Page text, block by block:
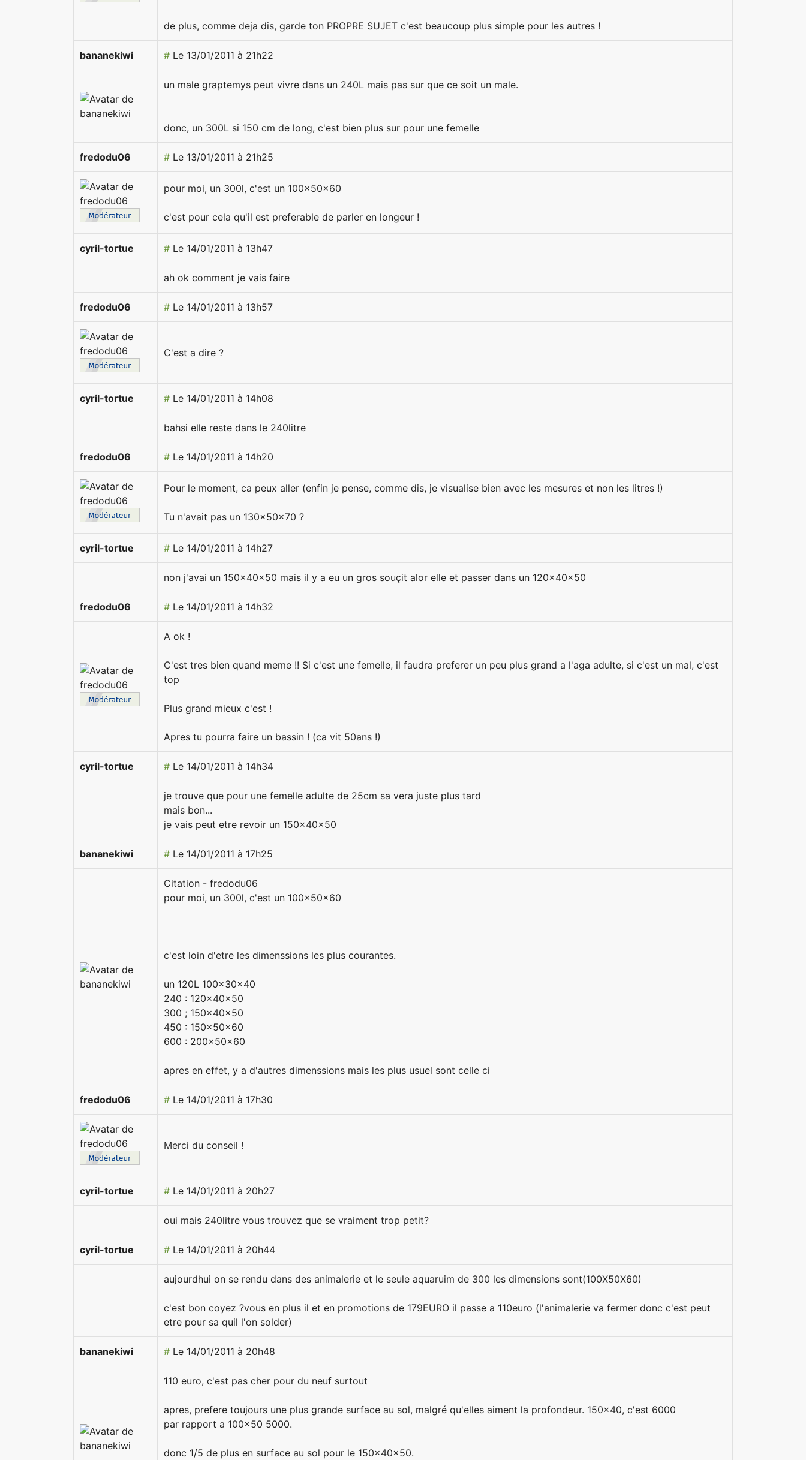
de plus, comme deja dis, garde ton PROPRE SUJET c'est beaucoup plus simple pour les autres !
bananekiwi # Le 13/01/2011 à 21h22
un male graptemys peut vivre dans un 240L mais pas sur que ce soit un male.
donc, un 300L si 150 cm de long, c'est bien plus sur pour une femelle
fredodu06 # Le 13/01/2011 à 21h25
pour moi, un 300l, c'est un 100x50x60
c'est pour cela qu'il est preferable de parler en longeur !
cyril-tortue # Le 14/01/2011 à 13h47
ah ok comment je vais faire
fredodu06 # Le 14/01/2011 à 13h57
C'est a dire ?
cyril-tortue # Le 14/01/2011 à 14h08
bahsi elle reste dans le 240litre
fredodu06 # Le 14/01/2011 à 14h20
Pour le moment, ca peux aller (enfin je pense, comme dis, je visualise bien avec les mesures et non les litres !)
Tu n'avait pas un 130x50x70 ?
cyril-tortue # Le 14/01/2011 à 14h27
non j'avai un 150x40x50 mais il y a eu un gros souçit alor elle et passer dans un 120x40x50
fredodu06 # Le 14/01/2011 à 14h32
A ok !
C'est tres bien quand meme !! Si c'est une femelle, il faudra preferer un peu plus grand a l'aga adulte, si c'est un mal, c'est
top
Plus grand mieux c'est !
Apres tu pourra faire un bassin ! (ca vit 50ans !)
cyril-tortue # Le 14/01/2011 à 14h34
je trouve que pour une femelle adulte de 25cm sa vera juste plus tard
mais bon...
je vais peut etre revoir un 150x40x50
bananekiwi # Le 14/01/2011 à 17h25
Citation - fredodu06
pour moi, un 300l, c'est un 100x50x60
c'est loin d'etre les dimenssions les plus courantes.
un 120L 100x30x40
240 : 120x40x50
300 ; 150x40x50
450 : 150x50x60
600 : 200x50x60
apres en effet, y a d'autres dimenssions mais les plus usuel sont celle ci
fredodu06 # Le 14/01/2011 à 17h30
Merci du conseil !
cyril-tortue # Le 14/01/2011 à 20h27
oui mais 240litre vous trouvez que se vraiment trop petit?
cyril-tortue # Le 14/01/2011 à 20h44
aujourdhui on se rendu dans des animalerie et le seule aquaruim de 300 les dimensions sont(100X50X60)
c'est bon coyez ?vous en plus il et en promotions de 179EURO il passe a 110euro (l'animalerie va fermer donc c'est peut
etre pour sa quil l'on solder)
bananekiwi # Le 14/01/2011 à 20h48
110 euro, c'est pas cher pour du neuf surtout
apres, prefere toujours une plus grande surface au sol, malgré qu'elles aiment la profondeur. 150x40, c'est 6000
par rapport a 100x50 5000.
donc 1/5 de plus en surface au sol pour le 150x40x50.